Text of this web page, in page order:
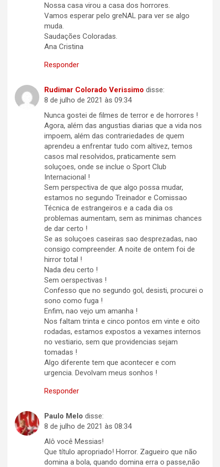
Nossa casa virou a casa dos horrores.
Vamos esperar pelo greNAL para ver se algo
muda.
Saudações Coloradas.
Ana Cristina
Responder
Rudimar Colorado Verissimo disse:
8 de julho de 2021 às 09:34
Nunca gostei de filmes de terror e de horrores !
Agora, além das angustias diarias que a vida nos
impoem, além das contrariedades de quem
aprendeu a enfrentar tudo com altivez, temos
casos mal resolvidos, praticamente sem
soluçoes, onde se inclue o Sport Club
Internacional !
Sem perspectiva de que algo possa mudar,
estamos no segundo Treinador e Comissao
Técnica de estrangeiros e a cada dia os
problemas aumentam, sem as minimas chances
de dar certo !
Se as soluçoes caseiras sao desprezadas, nao
consigo compreender. A noite de ontem foi de
hirror total !
Nada deu certo !
Sem oerspectivas !
Confesso que no segundo gol, desisti, procurei o
sono como fuga !
Enfim, nao vejo um amanha !
Nos faltam trinta e cinco pontos em vinte e oito
rodadas, estamos expostos a vexames internos
no vestiario, sem que providencias sejam
tomadas !
Algo diferente tem que acontecer e com
urgencia. Devolvam meus sonhos !
Responder
Paulo Melo disse:
8 de julho de 2021 às 08:34
Alô você Messias!
Que título apropriado! Horror. Zagueiro que não
domina a bola, quando domina erra o passe,não